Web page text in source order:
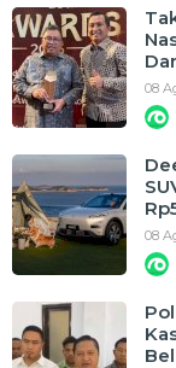
08
08